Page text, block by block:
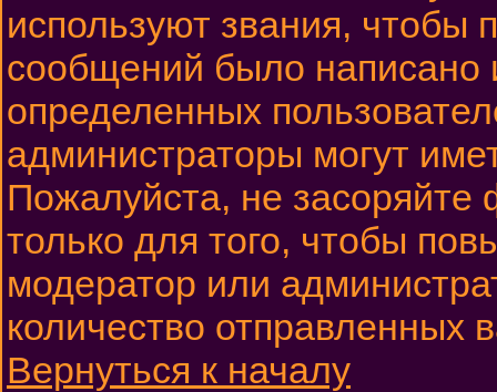
используют звания, чтобы
сообщений было написано
определенных
администраторы могут
Пожалуйста, не
только для того, чтобы
модератор или
количество отправленных
Вернуться к началу